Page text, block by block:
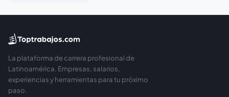
La plataforma de carrera profesional de
Latinoamérica. Empresas, salarios,
experiencias y herramientas para tu próximo
paso.